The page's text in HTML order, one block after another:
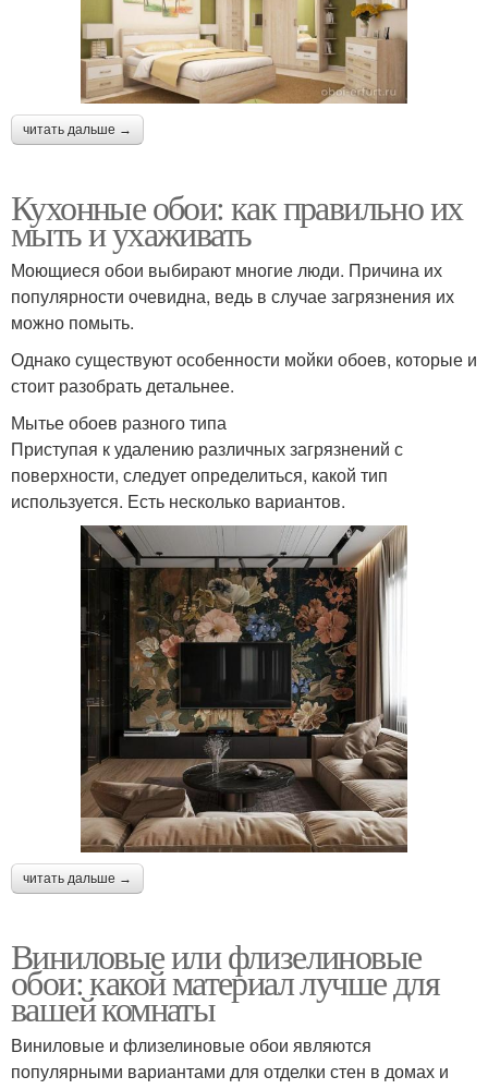
читать дальше →
Кухонные обои: как правильно их
мыть и ухаживать
Моющиеся обои выбирают многие люди. Причина их
популярности очевидна, ведь в случае загрязнения их
можно помыть.
Однако существуют особенности мойки обоев, которые и
стоит разобрать детальнее.
Мытье обоев разного типа
Приступая к удалению различных загрязнений с
поверхности, следует определиться, какой тип
используется. Есть несколько вариантов.
читать дальше →
Виниловые или флизелиновые
обои: какой материал лучше для
вашей комнаты
Виниловые и флизелиновые обои являются
популярными вариантами для отделки стен в домах и